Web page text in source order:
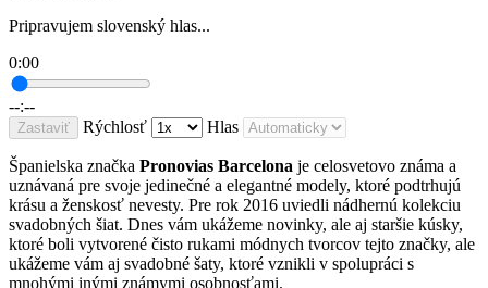
Pripravujem slovenský hlas...
0:00
--:--
Zastaviť Rýchlosť Hlas
Španielska značka Pronovias Barcelona je celosvetovo známa a
uznávaná pre svoje jedinečné a elegantné modely, ktoré podtrhujú
krásu a ženskosť nevesty. Pre rok 2016 uviedli nádhernú kolekciu
svadobných šiat. Dnes vám ukážeme novinky, ale aj staršie kúsky,
ktoré boli vytvorené čisto rukami módnych tvorcov tejto značky, ale
ukážeme vám aj svadobné šaty, ktoré vznikli v spolupráci s
mnohými inými známymi osobnosťami.